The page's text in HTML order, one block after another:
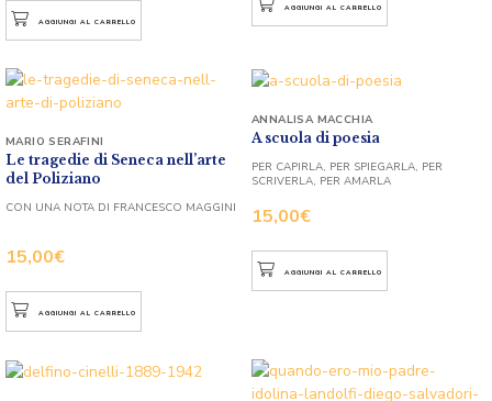
AGGIUNGI AL CARRELLO
AGGIUNGI AL CARRELLO
Le tragedie di Seneca nell’arte
del Poliziano
15,00€
MARIO SERAFINI
CON UNA NOTA DI FRANCESCO MAGGINI
AGGIUNGI AL CARRELLO
A scuola di poesia
15,00€
ANNALISA MACCHIA
PER CAPIRLA, PER SPIEGARLA, PER
SCRIVERLA, PER AMARLA
AGGIUNGI AL CARRELLO